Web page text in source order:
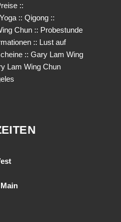
::
Yoga :: Qigong ::
Chun :: Probestunde
:: Lust auf
:: Gary Lam Wing
Lam Wing Chun